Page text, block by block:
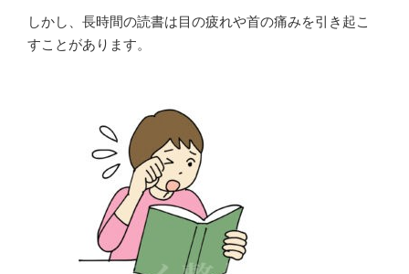
しかし、長時間の読書は目の疲れや首の痛みを引き起こ
すことがあります。